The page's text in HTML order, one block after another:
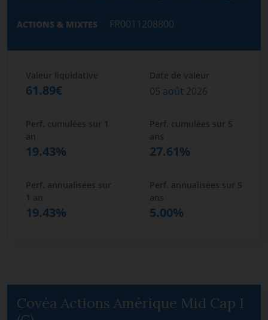
ACTIONS & MIXTES FR0011208800
Valeur liquidative Date de valeur
61.89€ 05 août 2026
Perf. cumulées sur 1
an
Perf. cumulées sur 5
ans
19.43% 27.61%
Perf. annualisées sur
1 an
Perf. annualisées sur 5
ans
19.43% 5.00%
Covéa Actions Amérique Mid Cap I